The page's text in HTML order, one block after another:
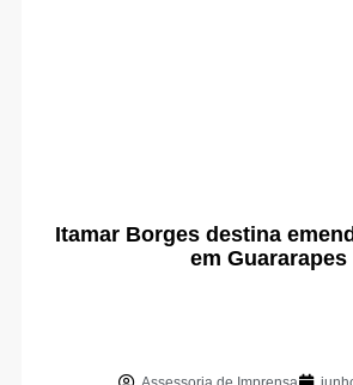
Itamar Borges destina
em Guararapes